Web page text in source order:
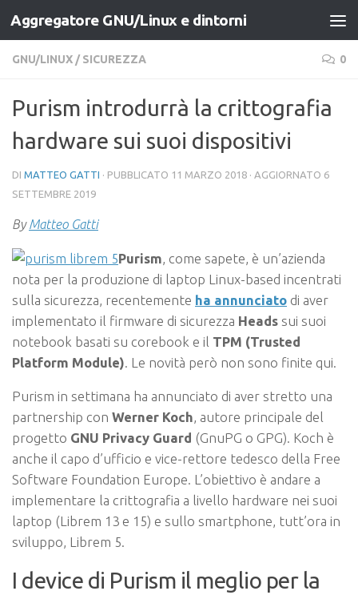
Salta al contenuto
Aggregatore GNU/Linux e dintorni
GNU/LINUX / SICUREZZA 0
Purism introdurrà la crittografia
hardware sui suoi dispositivi
DI MATTEO GATTI · PUBBLICATO 11 MARZO 2018 · AGGIORNATO 6
SETTEMBRE 2019
ByMatteo Gatti
Purism , come sapete, è un’azienda
nota per la produzione di laptop Linux-based incentrati
sulla sicurezza, recentemente ha annunciato di aver
implementato il firmware di sicurezza Heads sui suoi
notebook basati su corebook e il TPM (Trusted
Platform Module) . Le novità però non sono finite qui.
Purism in settimana ha annunciato di aver stretto una
partnership con Werner Koch, autore principale del
progetto GNU Privacy Guard (GnuPG o GPG). Koch è
anche il capo d’ufficio e vice-rettore tedesco della Free
Software Foundation Europe. L’obiettivo è andare a
implementare la crittografia a livello hardware nei suoi
laptop (Librem 13 e 15) e sullo smartphone, tutt’ora in
sviluppo, Librem 5.
I device di Purism il meglio per la